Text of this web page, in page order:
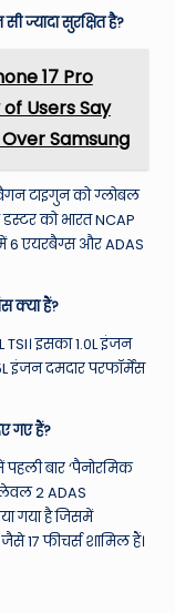
ज्यादा सुरक्षित है?
17 Pro
Users Say
Samsung
टाइगुन को ग्लोबल
को भारत NCAP
में 6 एयरबैग्स और ADAS
क्या हैं?
TSI। इसका 1.0L इंजन
इंजन दमदार परफॉर्मेंस
गए हैं?
पहली बार ‘पैनोरमिक
2 ADAS
गया है जिसमें
17 फीचर्स शामिल हैं।